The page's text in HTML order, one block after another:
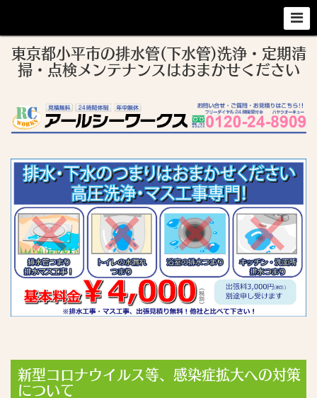
東京都小平市の排水管(下水管)洗浄・定期清
掃・点検メンテナンスはおまかせください
新型コロナウイルス等、感染症拡大への対策
について